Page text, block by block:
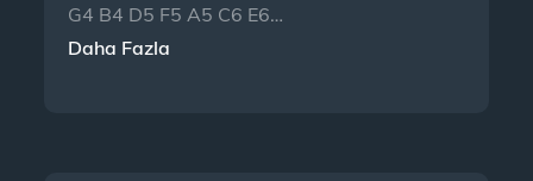
G4 B4 D5 F5 A5 C6 E6…
Daha Fazla